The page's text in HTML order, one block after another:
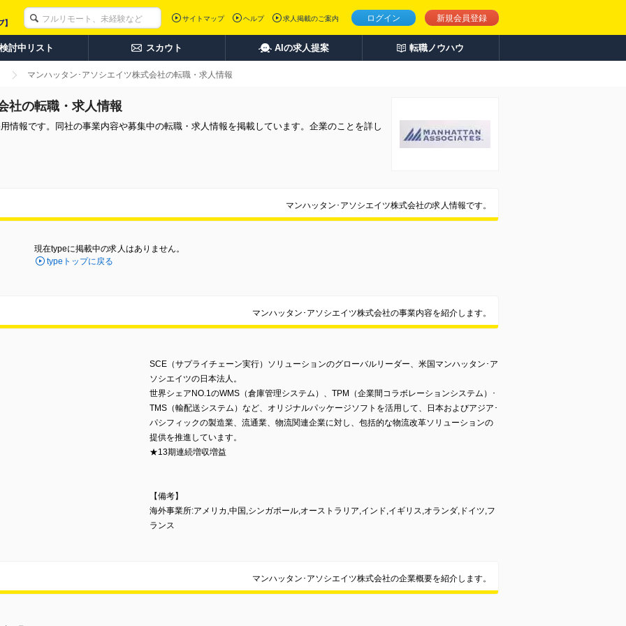
ログイン 新規会員登録
サイトマップ ヘルプ 求人掲載のご案内
討中リスト スカウト AIの求人提案 転職ノウハウ
マンハッタン･アソシエイツ株式会社の転職・求人情報
社の転職・求人情報
情報です。同社の事業内容や募集中の転職・求人情報を掲載しています。企業のことを詳し
マンハッタン･アソシエイツ株式会社の求人情報です。
現在typeに掲載中の求人はありません。
typeトップに戻る
マンハッタン･アソシエイツ株式会社の事業内容を紹介します。
SCE（サプライチェーン実行）ソリューションのグローバルリーダー、米国マンハッタン･ア
ソシエイツの日本法人。
世界シェアNO.1のWMS（倉庫管理システム）、TPM（企業間コラボレーションシステム）･
TMS（輸配送システム）など、オリジナルパッケージソフトを活用して、日本およびアジア･
パシフィックの製造業、流通業、物流関連企業に対し、包括的な物流改革ソリューションの
提供を推進しています。
★13期連続増収増益
【備考】
海外事業所:アメリカ,中国,シンガポール,オーストラリア,インド,イギリス,オランダ,ドイツ,フ
ランス
マンハッタン･アソシエイツ株式会社の企業概要を紹介します。